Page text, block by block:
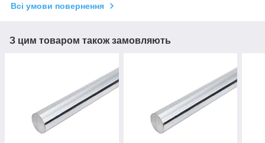
Всі умови повернення
З цим товаром також замовляють